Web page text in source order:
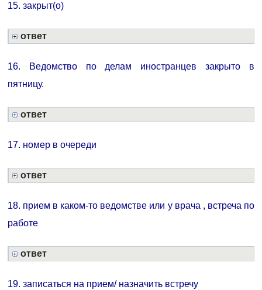
15. закрыт(о)
ответ
16. Ведомство по делам иностранцев закрыто в
пятницу.
ответ
17. номер в очереди
ответ
18. прием в каком-то ведомстве или у врача , встреча по
работе
ответ
19. записаться на прием/ назначить встречу